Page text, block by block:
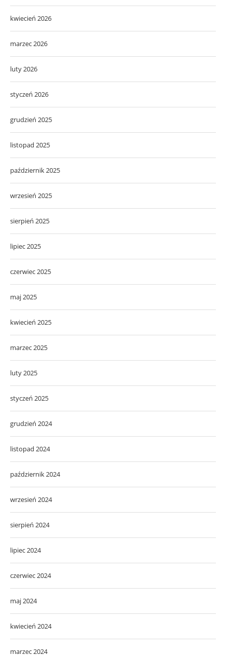
kwiecień 2026
marzec 2026
luty 2026
styczeń 2026
grudzień 2025
listopad 2025
październik 2025
wrzesień 2025
sierpień 2025
lipiec 2025
czerwiec 2025
maj 2025
kwiecień 2025
marzec 2025
luty 2025
styczeń 2025
grudzień 2024
listopad 2024
październik 2024
wrzesień 2024
sierpień 2024
lipiec 2024
czerwiec 2024
maj 2024
kwiecień 2024
marzec 2024